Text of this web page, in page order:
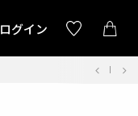
ログイン